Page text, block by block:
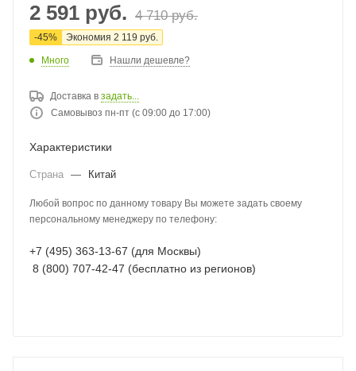
2 591 руб. 4 710руб.
-45% Экономия 2 119 руб.
Много Нашли дешевле?
Доставка в задать...
Самовывоз пн-пт (с 09:00 до 17:00)
Характеристики
Страна — Китай
Любой вопрос по данному товару Вы можете задать своему
персональному менеджеру по телефону:
+7 (495) 363-13-67 (для Москвы)
8 (800) 707-42-47 (бесплатно из регионов)